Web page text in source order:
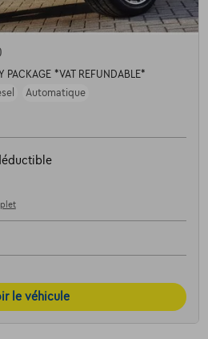
PACKAGE *VAT REFUNDABLE*
Automatique
le véhicule